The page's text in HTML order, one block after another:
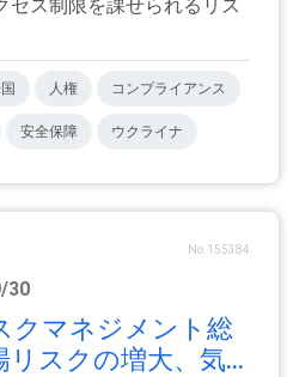
セス制限を課せられるリス
人権 コンプライアンス
安全保障 ウクライナ
No.155384
30
クマネジメント総
リスクの増大、気...